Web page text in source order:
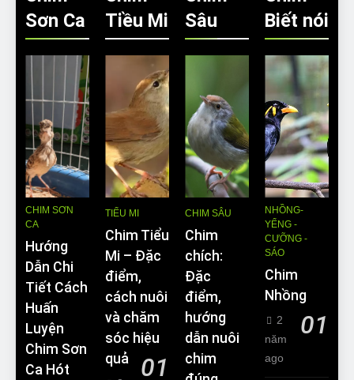
Sơn Ca
CHIM SƠN
CA
Hướng
Dẫn Chi
Tiết Cách
Huấn
Luyện
Chim Sơn
Ca Hót
Tiều Mi
TIỂU MI
Chim Tiểu
Mi – Đặc
điểm,
cách nuôi
và chăm
sóc hiệu
quả
01
Sâu
CHIM SÂU
Chim
chích:
Đặc
điểm,
hướng
dẫn nuôi
chim
Biết nói
NHỒNG-
YỂNG -
CƯỠNG -
SÁO
Chim
Nhồng
01
2
năm
ago